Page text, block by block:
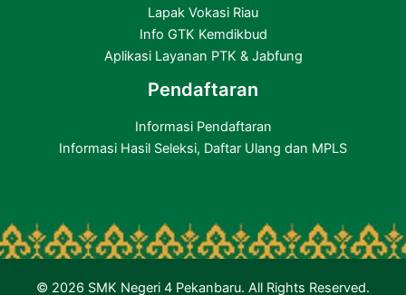
Lapak Vokasi Riau
Info GTK Kemdikbud
Aplikasi Layanan PTK & Jabfung
Pendaftaran
Informasi Pendaftaran
Informasi Hasil Seleksi, Daftar Ulang dan MPLS
© 2026 SMK Negeri 4 Pekanbaru. All Rights Reserved.